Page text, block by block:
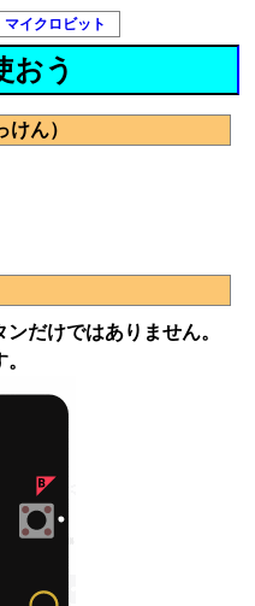
マイクロビット
おう
ん）
だけではありません。